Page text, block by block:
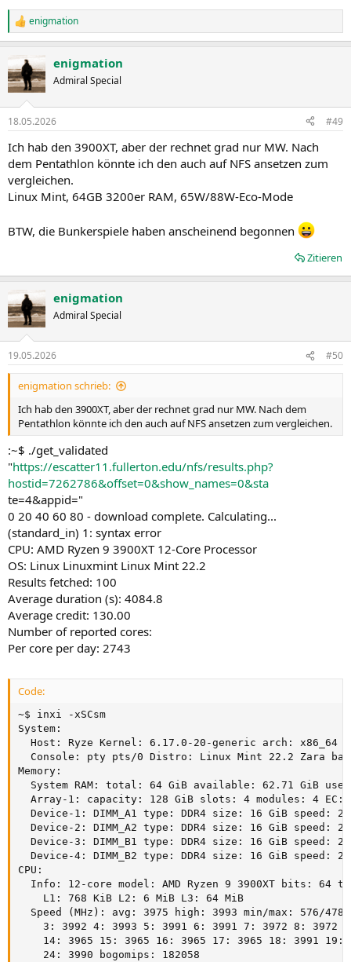
R
e
k
t
i
e
:
enigmation
enigmation
Admiral Special
18.05.2026 #49
Ich hab den 3900XT, aber der rechnet grad nur MW. Nach
dem Pentathlon könnte ich den auch auf NFS ansetzen zum
vergleichen.
Linux Mint, 64GB 3200er RAM, 65W/88W-Eco-Mode
BTW, die Bunkerspiele haben anscheinend begonnen
Zitieren
enigmation
Admiral Special
19.05.2026 #50
enigmation schrieb:
Ich hab den 3900XT, aber der rechnet grad nur MW. Nach dem
Pentathlon könnte ich den auch auf NFS ansetzen zum vergleichen.
:~$ ./get_validated
"https://escatter11.fullerton.edu/nfs/results.php?
hostid=7262786&offset=0&show_names=0&sta
te=4&appid="
0 20 40 60 80 - download complete. Calculating...
(standard_in) 1: syntax error
CPU: AMD Ryzen 9 3900XT 12-Core Processor
OS: Linux Linuxmint Linux Mint 22.2
Results fetched: 100
Average duration (s): 4084.8
Average credit: 130.00
Number of reported cores:
Per core per day: 2743
Code:
~$ inxi -xSCsm
System:
Host: Ryze Kernel: 6.17.0-20-generic arch: x86_64
Console: pty pts/0 Distro: Linux Mint 22.2 Zara
Memory:
System RAM: total: 64 GiB available: 62.71 GiB
Array-1: capacity: 128 GiB slots: 4 modules: 4
Device-1: DIMM_A1 type: DDR4 size: 16 GiB speed:
Device-2: DIMM_A2 type: DDR4 size: 16 GiB speed:
Device-3: DIMM_B1 type: DDR4 size: 16 GiB speed:
Device-4: DIMM_B2 type: DDR4 size: 16 GiB speed:
CPU:
Info: 12-core model: AMD Ryzen 9 3900XT bits: 64
    L1: 768 KiB L2: 6 MiB L3: 64 MiB
Speed (MHz): avg: 3975 high: 3993 min/max: 576/
3: 3992 4: 3993 5: 3991 6: 3991 7: 3972 8: 3972
14: 3965 15: 3965 16: 3965 17: 3965 18: 3991
    24: 3990 bogomips: 182058